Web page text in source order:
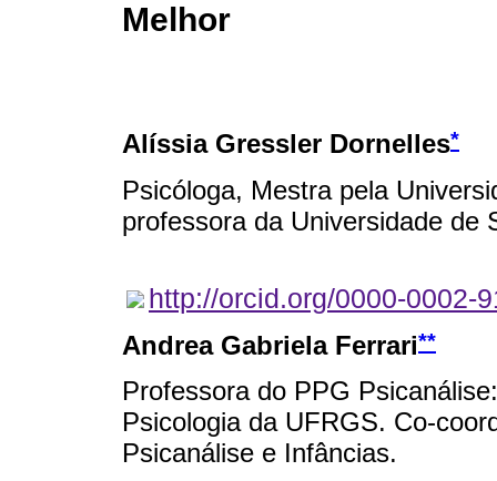
Melhor
Alíssia Gressler Dornelles*
Psicóloga, Mestra pela
professora da Universidade de
http://orcid.org/0000-0002-
Andrea Gabriela Ferrari**
Professora do PPG
Psicologia da UFRGS. Co-
Psicanálise e Infâncias.